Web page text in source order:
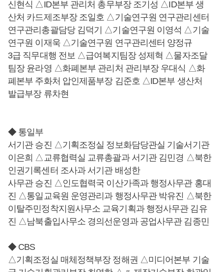
신현식 △ID본부 관리처 총무부장 조기성 △ID본부 생
산처 카드제조부장 조일호 △기술연구원 연구관리센터
연구관리총괄담당 김덕기 △기술연구원 이영석 △기술
연구원 이재욱 △기술연구원 연구관리센터 양정규
3급 직무대행 전보 △급여복지팀장 성제혁 △물자조달
팀장 윤라영 △화폐본부 관리처 관리부장 우대식 △화
폐본부 주화처 압인제품부장 김준호 △ID본부 생산처
발급부장 류차현
◆ 통일부
서기관 승진 △기획조정실 정보화담당관실 기술서기관
이은희 △교류협력실 교류총괄과 서기관 김민경 △북한
인권기록센터 조사과 서기관 배성한
사무관 승진 △인도협력국 이산가족과 행정사무관 홍대
진 △통일교육원 운영관리과 행정사무관 박유진 △북한
이탈주민정착지원사무소 교육기획과 행정사무관 김유
진 △남북출입사무소 경의선운영과 공업사무관 김종민
◆ CBS
△기획조정실 매체정책부장 정해권 △미디어본부 기술